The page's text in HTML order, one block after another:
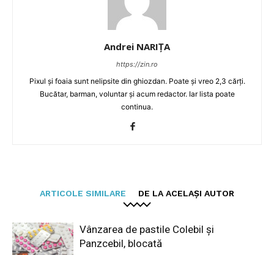
Andrei NARIȚA
https://zin.ro
Pixul și foaia sunt nelipsite din ghiozdan. Poate și vreo 2,3 cărți.
Bucătar, barman, voluntar și acum redactor. Iar lista poate
continua.
ARTICOLE SIMILARE DE LA ACELAȘI AUTOR
Vânzarea de pastile Colebil și
Panzcebil, blocată